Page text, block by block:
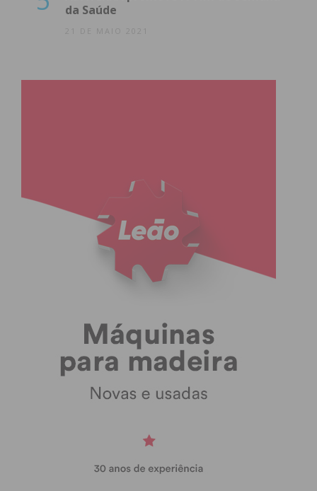
da Saúde
21 DE MAIO 2021